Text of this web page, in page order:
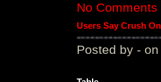
No Comments
Users Say Crush
Posted by - on